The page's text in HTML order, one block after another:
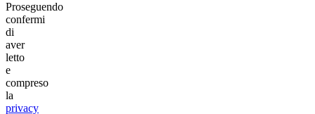
Proseguendo
confermi
di
aver
letto
e
compreso
la
privacy